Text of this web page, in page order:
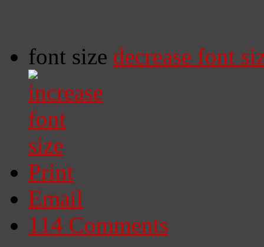
font size decrease font
Print
Email
114 Comments